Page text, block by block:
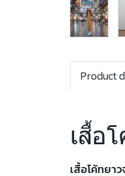
Product
เสื้อ
เสื้อโค้ทยา